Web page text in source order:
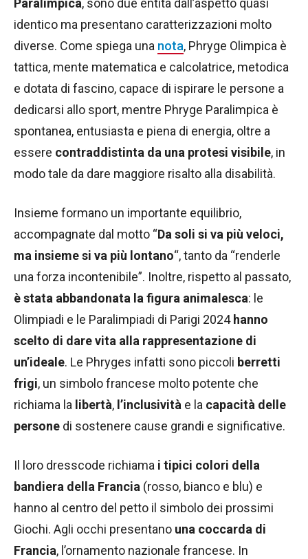
Paralimpica, sono due entità dall’aspetto quasi
identico ma presentano caratterizzazioni molto
diverse. Come spiega una nota, Phryge Olimpica è
tattica, mente matematica e calcolatrice, metodica
e dotata di fascino, capace di ispirare le persone a
dedicarsi allo sport, mentre Phryge Paralimpica è
spontanea, entusiasta e piena di energia, oltre a
essere contraddistinta da una protesi visibile, in
modo tale da dare maggiore risalto alla disabilità.
Insieme formano un importante equilibrio,
accompagnate dal motto “Da soli si va più veloci,
ma insieme si va più lontano“, tanto da “renderle
una forza incontenibile”. Inoltre, rispetto al passato,
è stata abbandonata la figura animalesca: le
Olimpiadi e le Paralimpiadi di Parigi 2024 hanno
scelto di dare vita alla rappresentazione di
un’ideale. Le Phryges infatti sono piccoli berretti
frigi, un simbolo francese molto potente che
richiama la libertà, l’inclusività e la capacità delle
persone di sostenere cause grandi e significative.
Il loro dresscode richiama i tipici colori della
bandiera della Francia (rosso, bianco e blu) e
hanno al centro del petto il simbolo dei prossimi
Giochi. Agli occhi presentano una coccarda di
Francia, l’ornamento nazionale francese. In